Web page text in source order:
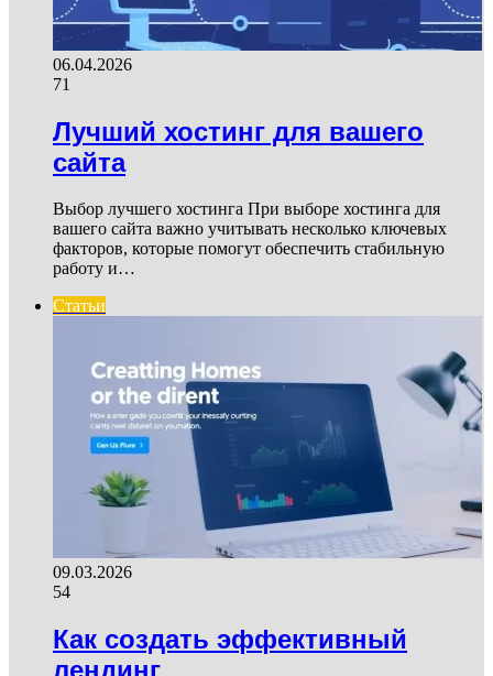
06.04.2026
71
Лучший хостинг для вашего
сайта
Выбор лучшего хостинга При выборе хостинга для
вашего сайта важно учитывать несколько ключевых
факторов, которые помогут обеспечить стабильную
работу и…
Статьи
09.03.2026
54
Как создать эффективный